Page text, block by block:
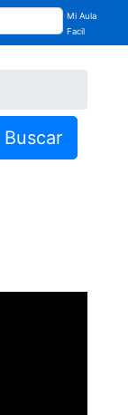
Mi Aula
Facil
Buscar